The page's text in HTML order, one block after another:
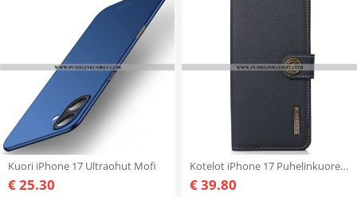
Kuori iPhone 17 Ultraohut Mofi
€ 25.30
Kotelot iPhone 17 Puhelinkuoret Klassinen Khazneh
€ 39.80